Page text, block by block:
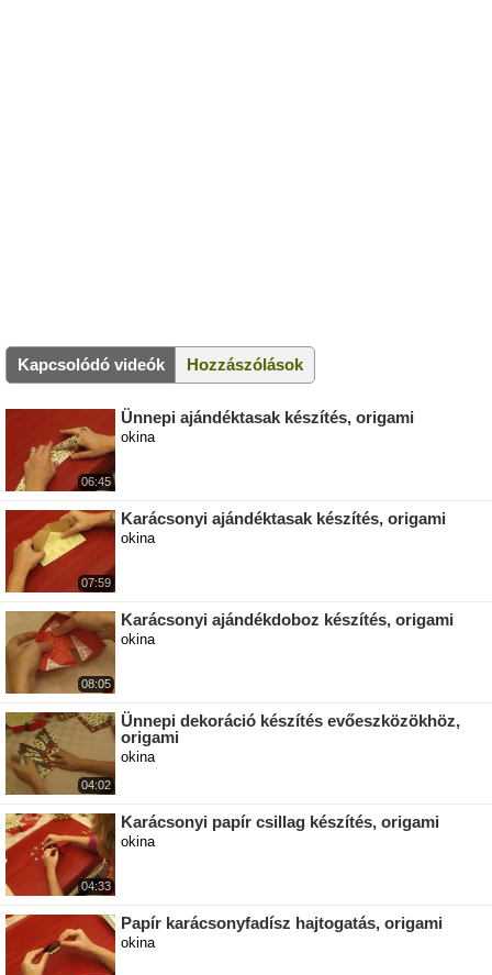
Kapcsolódó videók Hozzászólások
06:45
Ünnepi ajándéktasak készítés, origami
okina
07:59
Karácsonyi ajándéktasak készítés, origami
okina
08:05
Karácsonyi ajándékdoboz készítés, origami
okina
04:02
Ünnepi dekoráció készítés evőeszközökhöz,
origami
okina
04:33
Karácsonyi papír csillag készítés, origami
okina
Papír karácsonyfadísz hajtogatás, origami
okina